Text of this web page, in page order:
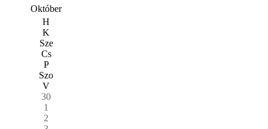
Október
H
K
Sze
Cs
P
Szo
V
30
1
2